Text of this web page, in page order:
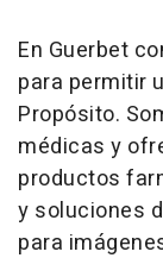
En Guerbet
para permitir
Propósito.
médicas y
productos
y soluciones
para